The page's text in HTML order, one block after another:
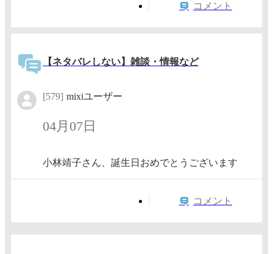
コメント
【ネタバレしない】雑談・情報など
[579] mixiユーザー
04月07日
小林靖子さん、誕生日おめでとうございます
コメント